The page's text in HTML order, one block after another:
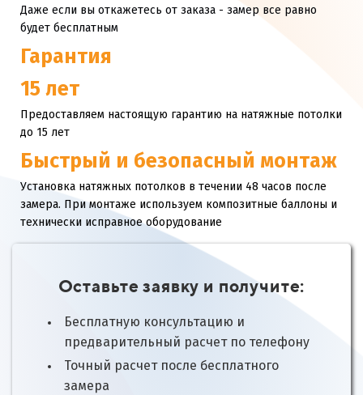
Даже если вы откажетесь от заказа - замер все равно
будет бесплатным
Гарантия
15 лет
Предоставляем настоящую гарантию на натяжные потолки
до 15 лет
Быстрый и безопасный монтаж
Установка натяжных потолков в течении 48 часов после
замера. При монтаже используем композитные баллоны и
технически исправное оборудование
Оставьте заявку и получите:
Бесплатную консультацию и
предварительный расчет по телефону
Точный расчет после бесплатного
замера